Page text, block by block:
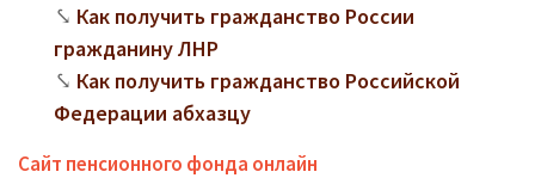
Как получить гражданство России
гражданину ЛНР
Как получить гражданство Российской
Федерации абхазцу
Сайт пенсионного фонда онлайн